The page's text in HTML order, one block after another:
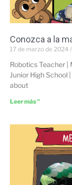
Conozca a la
17 de marzo de 2024
Robotics Teacher |
Junior High
about
Leer más "